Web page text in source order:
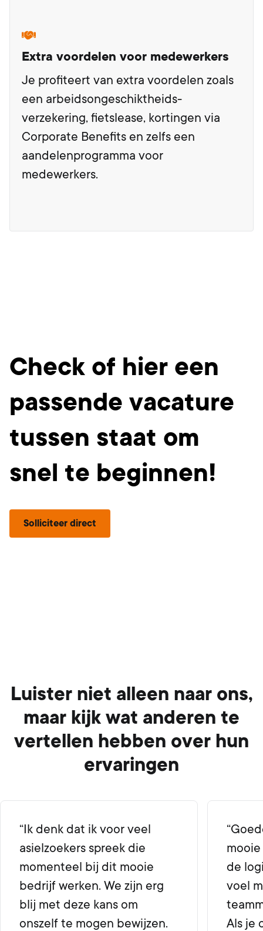
Extra voordelen voor medewerkers
Je profiteert van extra voordelen zoals
een arbeidsongeschiktheids-
verzekering, fietslease, kortingen via
Corporate Benefits en zelfs een
aandelenprogramma voor
medewerkers.
Check of hier een
passende vacature
tussen staat om
snel te beginnen!
Solliciteer direct
Luister niet alleen naar ons,
maar kijk wat anderen te
vertellen hebben over hun
ervaringen
de
voel
Als je
“Ik denk dat ik voor veel
asielzoekers spreek die
momenteel bij dit mooie
bedrijf werken. We zijn erg
blij met deze kans om
onszelf te mogen bewijzen.